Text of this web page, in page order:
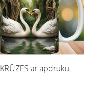
KRŪZES ar apdruku.